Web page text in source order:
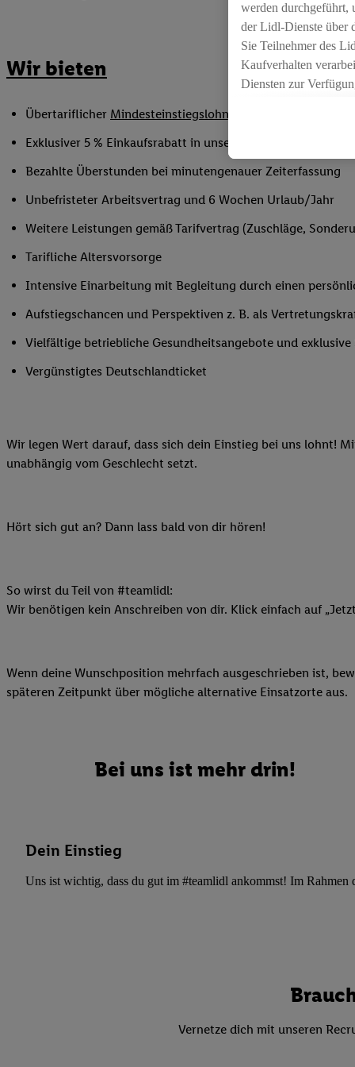
Wir bieten
Übertariflicher Mindesteinstiegslohn
Exklusiver 5 % Einkaufsrabatt in unseren Filialen
Bezahlte Überstunden bei minutengenauer Zeiterfassung
Unbefristeter Arbeitsvertrag und 6 Wochen Urlaub/Jahr
Weitere Leistungen gemäß Tarifvertrag (Zuschläge,
Tarifliche Altersvorsorge
Intensive Einarbeitung mit Begleitung durch einen
Aufstiegschancen und Perspektiven z. B. als
Vielfältige betriebliche Gesundheitsangebote und
Vergünstigtes Deutschlandticket
Wir legen Wert darauf, dass sich dein Einstieg bei uns lohnt!
unabhängig vom Geschlecht setzt.
Hört sich gut an? Dann lass bald von dir hören!
So wirst du Teil von #teamlidl:
Wir benötigen kein Anschreiben von dir. Klick einfach auf
Wenn deine Wunschposition mehrfach ausgeschrieben ist,
späteren Zeitpunkt über mögliche alternative Einsatzorte aus.
Bei uns ist mehr drin!
Dein Einstieg
Uns ist wichtig, dass du gut im #teamlidl ankommst! Im Rahmen
Vernetze dich mit unseren
werden durchgeführt,
der Lidl-Dienste über
Sie Teilnehmer des
Kaufverhalten
Diensten zur
Die Erstellung
angereicherten
Ihr Kaufverhalten in
sowie Ihre genauen
Speichern von und/
zur Leistungs-/
bestehendes Lidl
in gemeinsamer
beschriebene Utiq-
Sie verfügbar ist.
werden, die von
finden Sie in den
sämtlicher genannten
Ihre Einwilligung
Gewährleistung der
oder Zugriff auf